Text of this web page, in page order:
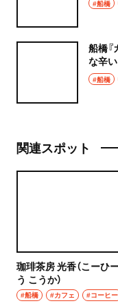
#船橋
船橋
な辛
#船橋
関連スポット
珈琲茶房 光香（こーひ
う こうか）
#船橋 #カフェ #コーヒー